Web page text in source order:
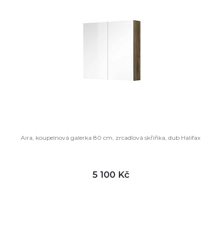
Aira, koupelnová galerka 80 cm, zrcadlová skříňka, dub Halifax
5 100 Kč